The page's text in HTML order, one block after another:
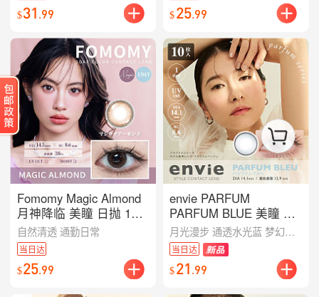
$31.99
Fomomy Magic Almond
月神降临 美瞳 日抛 10
枚入/多规格可选
自然清透 通勤日常
当日达
$25.99
$25.99
envie PARFUM
PARFUM BLUE 美瞳 日
抛 10枚入/多规格可选月光漫步 通透水光蓝 梦幻轻混血感
当日达
$21.99